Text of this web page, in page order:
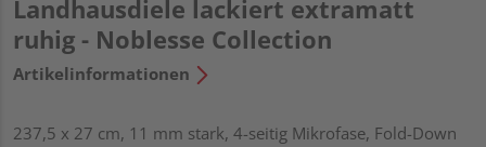
Landhausdiele lackiert extramatt
ruhig - Noblesse Collection
Artikelinformationen
237,5 x 27 cm, 11 mm stark, 4-seitig Mikrofase, Fold-Down